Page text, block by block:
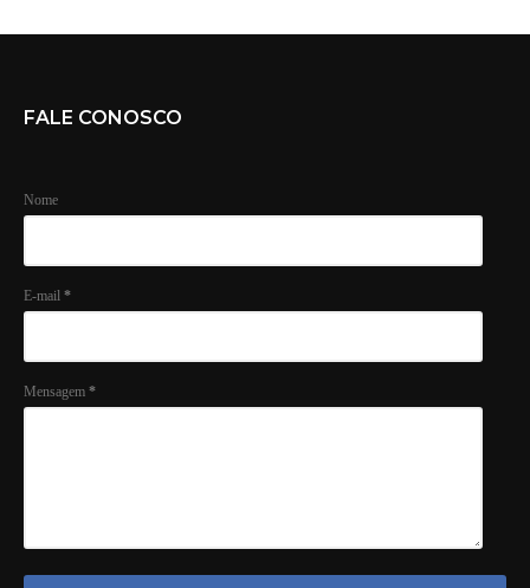
FALE CONOSCO
Nome
E-mail *
Mensagem *